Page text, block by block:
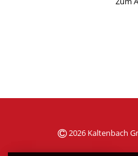
2026 Kaltenbach